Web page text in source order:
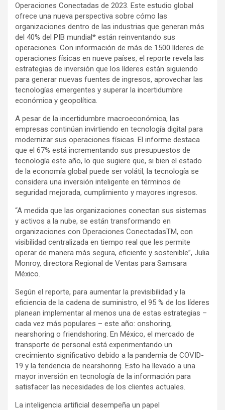
Operaciones Conectadas de 2023. Este estudio global
ofrece una nueva perspectiva sobre cómo las
organizaciones dentro de las industrias que generan más
del 40% del PIB mundial* están reinventando sus
operaciones. Con información de más de 1500 líderes de
operaciones físicas en nueve países, el reporte revela las
estrategias de inversión que los líderes están siguiendo
para generar nuevas fuentes de ingresos, aprovechar las
tecnologías emergentes y superar la incertidumbre
económica y geopolítica.
A pesar de la incertidumbre macroeconómica, las
empresas continúan invirtiendo en tecnología digital para
modernizar sus operaciones físicas. El informe destaca
que el 67% está incrementando sus presupuestos de
tecnología este año, lo que sugiere que, si bien el estado
de la economía global puede ser volátil, la tecnología se
considera una inversión inteligente en términos de
seguridad mejorada, cumplimiento y mayores ingresos.
“A medida que las organizaciones conectan sus sistemas
y activos a la nube, se están transformando en
organizaciones con Operaciones ConectadasTM, con
visibilidad centralizada en tiempo real que les permite
operar de manera más segura, eficiente y sostenible”, Julia
Monroy, directora Regional de Ventas para Samsara
México.
Según el reporte, para aumentar la previsibilidad y la
eficiencia de la cadena de suministro, el 95 % de los líderes
planean implementar al menos una de estas estrategias –
cada vez más populares – este año: onshoring,
nearshoring o friendshoring. En México, el mercado de
transporte de personal está experimentando un
crecimiento significativo debido a la pandemia de COVID-
19 y la tendencia de nearshoring. Esto ha llevado a una
mayor inversión en tecnología de la información para
satisfacer las necesidades de los clientes actuales.
La inteligencia artificial desempeña un papel